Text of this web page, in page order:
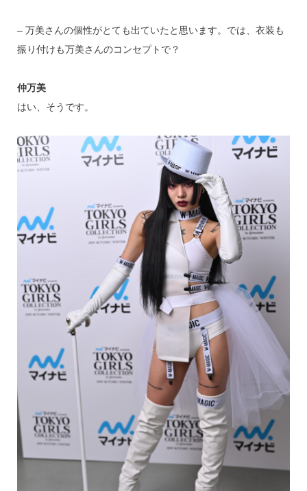
– 万美さんの個性がとても出ていたと思います。では、衣装も
振り付けも万美さんのコンセプトで？
仲万美
はい、そうです。